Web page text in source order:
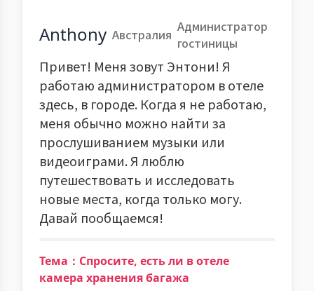
Anthony Австралия Администратор
гостиницы
Привет! Меня зовут Энтони! Я
работаю администратором в отеле
здесь, в городе. Когда я не работаю,
меня обычно можно найти за
прослушиванием музыки или
видеоиграми. Я люблю
путешествовать и исследовать
новые места, когда только могу.
Давай пообщаемся!
Тема：Спросите, есть ли в отеле
камера хранения багажа